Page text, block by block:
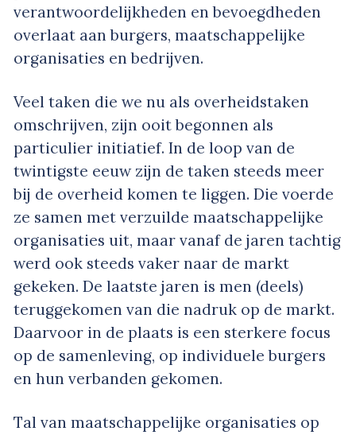
verantwoordelijkheden en bevoegdheden
overlaat aan burgers, maatschappelijke
organisaties en bedrijven.
Veel taken die we nu als overheidstaken
omschrijven, zijn ooit begonnen als
particulier initiatief. In de loop van de
twintigste eeuw zijn de taken steeds meer
bij de overheid komen te liggen. Die voerde
ze samen met verzuilde maatschappelijke
organisaties uit, maar vanaf de jaren tachtig
werd ook steeds vaker naar de markt
gekeken. De laatste jaren is men (deels)
teruggekomen van die nadruk op de markt.
Daarvoor in de plaats is een sterkere focus
op de samenleving, op individuele burgers
en hun verbanden gekomen.
Tal van maatschappelijke organisaties op